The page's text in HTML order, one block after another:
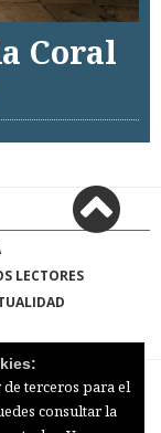
Coral
LECTORES
terceros para el
consultar la